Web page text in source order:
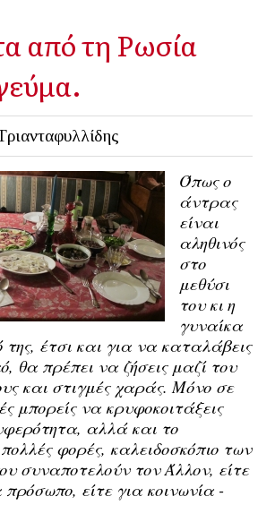
από τη Ρωσία
Όπως ο
άντρας
είναι
αληθινός
στο
μεθύσι
του κι η
γυναίκα
έτσι και για να καταλάβεις
θα πρέπει να ζήσεις μαζί του
και στιγμές χαράς. Μόνο σε
μπορείς να κρυφοκοιτάξεις
αλλά και το
φορές, καλειδοσκόπιο των
συναποτελούν τον Άλλον, είτε
πρόσωπο, είτε για κοινωνία -